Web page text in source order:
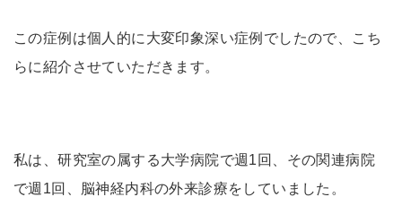
この症例は個人的に大変印象深い症例でしたので、こち
らに紹介させていただきます。
私は、研究室の属する大学病院で週1回、その関連病院
で週1回、脳神経内科の外来診療をしていました。